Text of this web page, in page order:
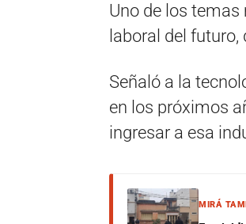
Uno de los
laboral del
Señaló a la
en los próximos
ingresar a esa
MIRÁ